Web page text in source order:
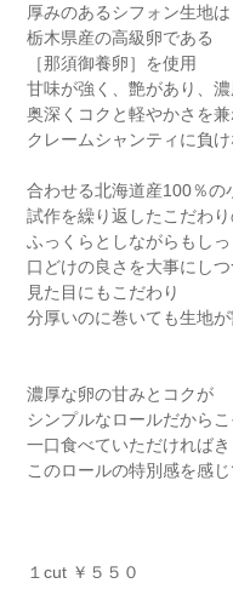
厚みのあるシフォン生地は
栃木県産の高級卵である
［那須御養卵］を使用
甘味が強く、艶があり、
奥深くコクと軽やかさを
クレームシャンティに負
合わせる北海道産100％の
試作を繰り返したこだわ
ふっくらとしながらもしっ
口どけの良さを大事にしつ
見た目にもこだわり
分厚いのに巻いても生地
濃厚な卵の甘みとコクが
シンプルなロールだから
一口食べていただければき
このロールの特別感を感
１cut ￥５５０